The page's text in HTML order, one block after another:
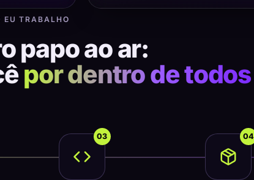
EU TRABALHO
papo ao ar:
por dentro de todos
03 04